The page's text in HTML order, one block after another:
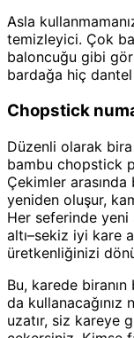
Asla
temizleyici. Çok
baloncuğu gibi
bardağa hiç dantel
Chopstick
Düzenli olarak
bambu chopstick
Çekimler arasında
yeniden oluşur,
Her seferinde
altı–sekiz iyi kare
üretkenliğinizi
Bu, karede
da kullanacağınız
uzatır, siz kareye